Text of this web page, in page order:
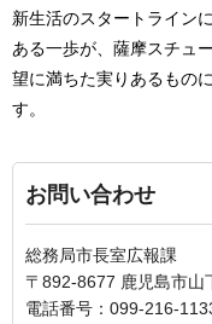
新生活のスタートライン
ある一歩が、薩摩スチュ
望に満ちた実りあるもの
す。
お問い合わせ
総務局市長室広報課
〒892-8677 鹿児島市山
電話番号：099-216-